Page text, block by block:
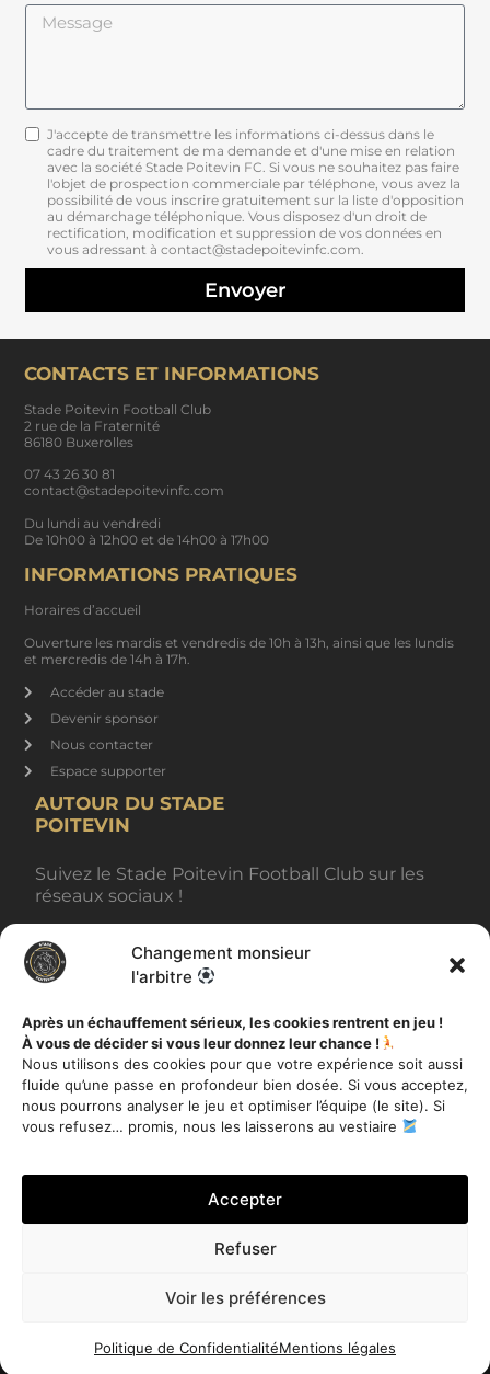
Changement monsieur
l'arbitre
Après un échauffement sérieux, les cookies rentrent en jeu !
À vous de décider si vous leur donnez leur chance !
Nous utilisons des cookies pour que votre expérience soit aussi
fluide qu’une passe en profondeur bien dosée. Si vous acceptez,
nous pourrons analyser le jeu et optimiser l’équipe (le site). Si
vous refusez… promis, nous les laisserons au vestiaire
Accepter
Refuser
Voir les préférences
Politique de ConfidentialitéMentions légales
J'accepte de transmettre les informations ci-dessus dans le
cadre du traitement de ma demande et d'une mise en relation
avec la société Stade Poitevin FC. Si vous ne souhaitez pas faire
l'objet de prospection commerciale par téléphone, vous avez la
possibilité de vous inscrire gratuitement sur la liste d'opposition
au démarchage téléphonique. Vous disposez d'un droit de
rectification, modification et suppression de vos données en
vous adressant à contact@stadepoitevinfc.com.
Envoyer
CONTACTS ET INFORMATIONS
Stade Poitevin Football Club
2 rue de la Fraternité
86180 Buxerolles
07 43 26 30 81
contact@stadepoitevinfc.com
Du lundi au vendredi
De 10h00 à 12h00 et de 14h00 à 17h00
INFORMATIONS PRATIQUES
Horaires d’accueil
Ouverture les mardis et vendredis de 10h à 13h, ainsi que les lundis
et mercredis de 14h à 17h.
Accéder au stade
Devenir sponsor
Nous contacter
Espace supporter
AUTOUR DU STADE
POITEVIN
Suivez le Stade Poitevin Football Club sur les
réseaux sociaux !
BILLETTERIE
AUTRES INFORMATIONS
Toutes les actualités
Mentions légales
Je m'inscris
Site réalisé parMiloctav